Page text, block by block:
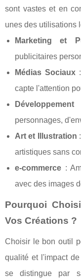
sont vastes et en
unes des utilisations
Marketing et
publicitaires
Médias Sociaux:
capte l'attention
personnages,
Art et Illustration
artistiques sans
e-commerce :
avec des images
Pourquoi
Vos Créations ?
Choisir le bon outil
qualité et l'impact
se distingue par